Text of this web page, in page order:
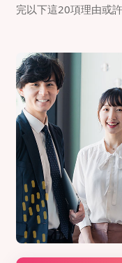
完以下這20項理由或